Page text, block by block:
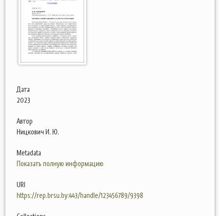
Дата
2023
Автор
Ницкович И. Ю.
Metadata
Показать полную информацию
URI
https://rep.brsu.by:443/handle/123456789/9398